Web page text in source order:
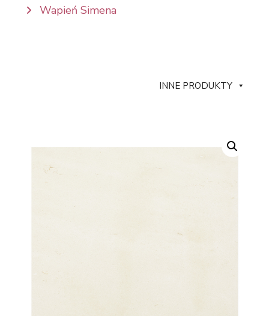
Wapień Simena
INNE PRODUKTY